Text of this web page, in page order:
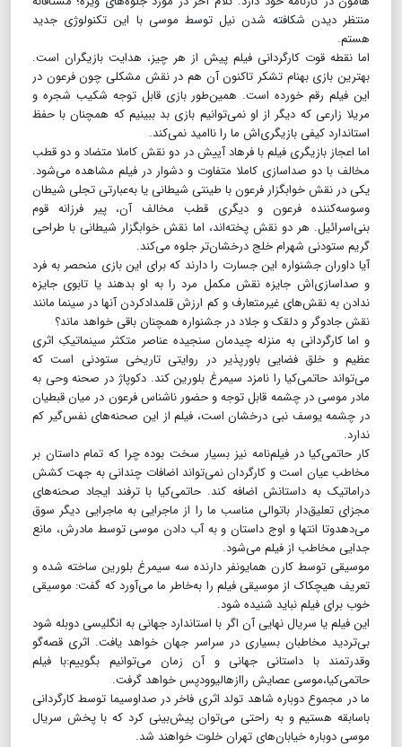
منتظر دیدن شکافته شدن نیل توسط موسی با این تکنولوژی جدید
هستم.
اما نقطه‌ قوت کارگردانی فیلم پیش از هر چیز، هدایت بازیگران است.
بهترین بازی بهنام تشکر تاکنون آن هم در نقش مشکلی چون فرعون در
این فیلم رقم خورده است. همین‌طور بازی قابل توجه شکیب شجره و
مریلا زارعی که دیگر از او نمی‌توانیم بازی بد ببینیم که همچنان با حفظ
استاندارد کیفی بازیگری‌اش ما را ناامید نمی‌کند.
اما اعجاز بازیگری فیلم با فرهاد آییش در دو نقش کاملا متضاد و دو قطب
مخالف با دو صداسازی کاملا متفاوت و دشوار در فیلم مشاهده می‌شود.
یکی در نقش خوابگزار فرعون با طینتی شیطانی یا به‌عبارتی تجلی شیطان
وسوسه‌کننده‌ فرعون و دیگری قطب مخالف آن، پیر فرزانه‌ قوم
بنی‌اسرائیل. هر دو نقش پخته‌اند، اما نقش خوابگزار شیطانی با طراحی
گریم ستودنی شهرام خلج درخشان‌تر جلوه می‌کند.
آیا داوران جشنواره این جسارت را دارند که برای این بازی منحصر به فرد
و صداسازی‌اش جایزه‌ نقش مکمل مرد را به او بدهند یا تابوی جایزه
ندادن به نقش‌های غیرمتعارف و کم ارزش قلمدادکردن آنها در سینما مانند
نقش جادوگر و دلقک و جلاد در جشنواره همچنان باقی خواهد ماند؟
و اما کارگردانی به منزله‌ چیدمان سنجیده‌ عناصر متکثر سینماتیکِ اثری
عظیم و خلق فضایی باورپذیر در روایتی تاریخی ستودنی‌ است که
می‌تواند حاتمی‌کیا را نامزد سیمرغ بلورین کند. دکوپاژ در صحنه‌ وحی به
مادر موسی در چشمه قابل توجه و حضور ناشناس فرعون در میان قبطیان
در چشمه یوسف نبی درخشان است، فیلم از این صحنه‌های نفس‌گیر کم
ندارد.
کار حاتمی‌کیا در فیلم‌نامه نیز بسیار سخت بوده چرا که تمام داستان بر
مخاطب عیان است و کارگردان نمی‌تواند اضافات چندانی به جهت کشش
دراماتیک به داستانش اضافه کند. حاتمی‌کیا با ترفند ایجاد صحنه‌های
مجزای تعلیق‌دار باتوالی مناسب ما را از ماجرایی به ماجرایی دیگر سوق
می‌دهدوتا انتها و اوج داستان و به آب دادن موسی توسط مادرش، مانع
جدایی مخاطب از فیلم می‌شود.
موسیقی توسط کارن همایونفر دارنده سه سیمرغ بلورین ساخته شده و
تعریف هیچکاک از موسیقی فیلم را به‌خاطر ما می‌آورد که گفت: موسیقی
خوب برای فیلم نباید شنیده شود.
این فیلم یا سریال نهایی آن اگر با استاندارد جهانی به انگلیسی دوبله شود
بی‌تردید مخاطبان بسیاری در سراسر جهان خواهد یافت. اثری قصه‌گو
وقدرتمند با داستانی جهانی و آن زمان می‌توانیم بگوییم:با فیلم
حاتمی‌کیا،موسی عصایش راازهالیوودپس خواهد گرفت.
ما در مجموع دوباره شاهد تولد اثری فاخر در صداوسیما توسط کارگردانی
با‌سابقه هستیم و به راحتی می‌توان پیش‌بینی کرد که با پخش سریال
موسی دوباره خیابان‌های تهران خلوت خواهند شد.